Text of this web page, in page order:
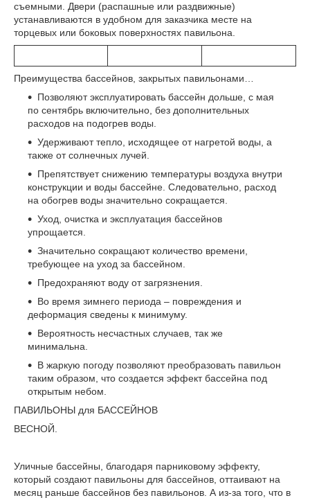
съемными. Двери (распашные или раздвижные)
устанавливаются в удобном для заказчика месте на
торцевых или боковых поверхностях павильона.
Преимущества бассейнов, закрытых павильонами…
Позволяют эксплуатировать бассейн дольше, с мая
по сентябрь включительно, без дополнительных
расходов на подогрев воды.
Удерживают тепло, исходящее от нагретой воды, а
также от солнечных лучей.
Препятствует снижению температуры воздуха внутри
конструкции и воды бассейне. Следовательно, расход
на обогрев воды значительно сокращается.
Уход, очистка и эксплуатация бассейнов
упрощается.
Значительно сокращают количество времени,
требующее на уход за бассейном.
Предохраняют воду от загрязнения.
Во время зимнего периода – повреждения и
деформация сведены к минимуму.
Вероятность несчастных случаев, так же
минимальна.
В жаркую погоду позволяют преобразовать павильон
таким образом, что создается эффект бассейна под
открытым небом.
ПАВИЛЬОНЫ для БАССЕЙНОВ
ВЕСНОЙ.
Уличные бассейны, благодаря парниковому эффекту,
который создают павильоны для бассейнов, оттаивают на
месяц раньше бассейнов без павильонов. А из-за того, что в